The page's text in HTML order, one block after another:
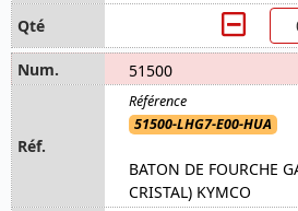
51500
51500-LHG7-E00-HUA
BATON DE FOURCHE
CRISTAL) KYMCO